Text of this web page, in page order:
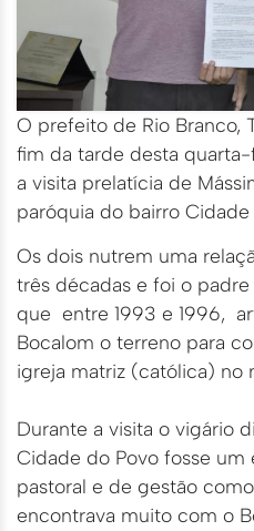
O prefeito de Rio Branco,
fim da tarde desta
a visita prelatícia de
paróquia do bairro Cidade
Os dois nutrem uma
três décadas e foi o
que entre 1993 e 1996,
Bocalom o terreno para
igreja matriz (católica) no
Durante a visita o vigário
Cidade do Povo fosse um
pastoral e de gestão
encontrava muito com o